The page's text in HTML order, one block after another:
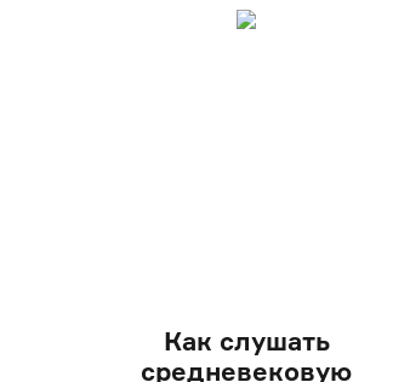
Как слушать
средневековую